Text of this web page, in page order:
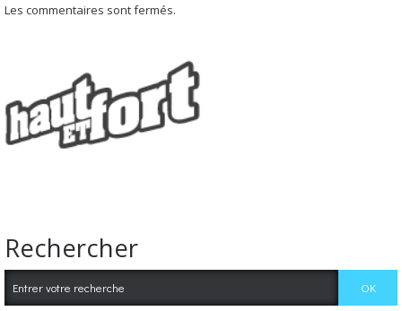
Les commentaires sont fermés.
Rechercher